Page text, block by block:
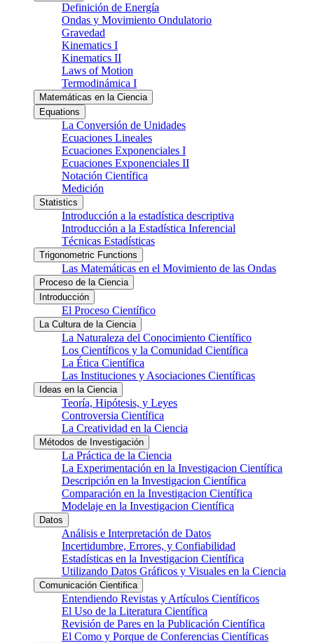
Definición de Energía
Ondas y Movimiento Ondulatorio
Gravedad
Kinematics I
Kinematics II
Laws of Motion
Termodinámica I
Matemáticas en la Ciencia
Equations
La Conversión de Unidades
Ecuaciones Lineales
Ecuaciones Exponenciales I
Ecuaciones Exponenciales II
Notación Científica
Medición
Statistics
Introducción a la estadística descriptiva
Introducción a la Estadística Inferencial
Técnicas Estadísticas
Trigonometric Functions
Las Matemáticas en el Movimiento de las Ondas
Proceso de la Ciencia
Introducción
El Proceso Científico
La Cultura de la Ciencia
La Naturaleza del Conocimiento Científico
Los Científicos y la Comunidad Científica
La Ética Científica
Las Instituciones y Asociaciones Científicas
Ideas en la Ciencia
Teoría, Hipótesis, y Leyes
Controversia Científica
La Creatividad en la Ciencia
Métodos de Investigación
La Práctica de la Ciencia
La Experimentación en la Investigacion Científica
Descripción en la Investigacion Científica
Comparación en la Investigacion Científica
Modelaje en la Investigacion Científica
Datos
Análisis e Interpretación de Datos
Incertidumbre, Errores, y Confiabilidad
Estadísticas en la Investigacion Científica
Utilizando Datos Gráficos y Visuales en la Ciencia
Comunicación Cientifica
Entendiendo Revistas y Artículos Científicos
El Uso de la Literatura Científica
Revisión de Pares en la Publicación Científica
El Como y Porque de Conferencias Científicas